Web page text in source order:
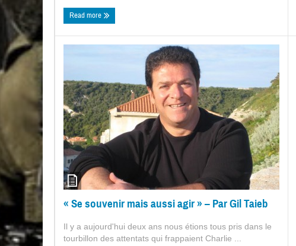
Read more
« Se souvenir mais aussi agir » – Par Gil Taieb
Il y a aujourd'hui deux ans nous étions tous pris dans le
tourbillon des attentats qui frappaient Charlie ...